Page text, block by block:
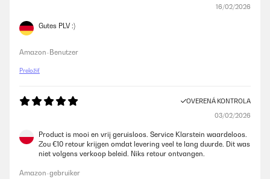
16/02/2026
Gutes PLV :)
Amazon-Benutzer
Preložiť
OVERENÁ KONTROLA
03/02/2026
Product is mooi en vrij geruisloos. Service Klarstein waardeloos.
Zou €10 retour krijgen omdat levering veel te lang duurde. Dit was
niet volgens verkoop beleid. Niks retour ontvangen.
Amazon-gebruiker